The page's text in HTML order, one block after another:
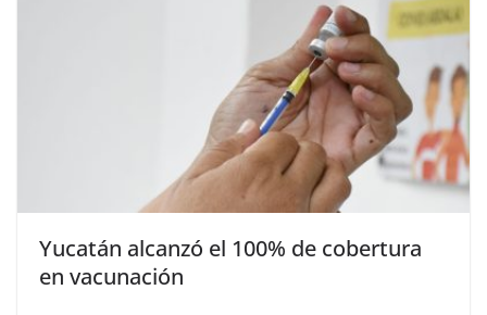
Yucatán alcanzó el 100% de cobertura
en vacunación